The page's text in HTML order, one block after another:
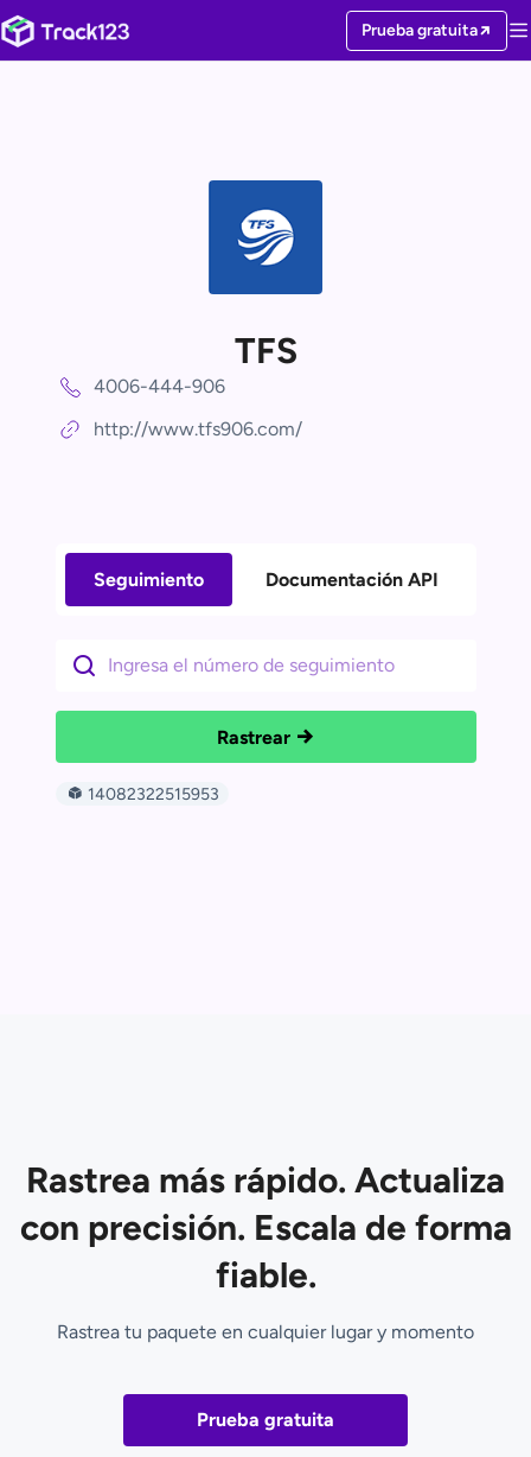
Prueba gratuita
TFS
4006-444-906
http://www.tfs906.com/
Seguimiento Documentación API
Rastrear
14082322515953
Rastrea más rápido. Actualiza
con precisión. Escala de forma
fiable.
Rastrea tu paquete en cualquier lugar y momento
Prueba gratuita